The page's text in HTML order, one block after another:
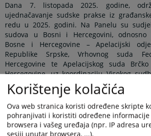
Dana 7. listopada 2025. godine,
ujednačavanje sudske prakse iz
redu u 2025. godini. Na Panelu su
sudova u Bosni i Hercegovini, odnosno
Bosne i Hercegovine – Apelacijski
Republike Srpske, Vrhovnog suda
Hercegovine te Apelacijskog suda
Hercegovine, uz koordinaciju Visokog
vijeća Bosne i Hercegovine. Učesnicima
Kaurinović, predsjednik Apelacijskog suda
kao suda domaćina ovog sastanka, te
kao mehanizma za ujednačavanje
države, a radi osiguranja pravne
zakonom građana Bosne i Hercegovine.
Korištenje kolačića
Ova web stranica koristi određene skripte
pohranjivati i koristiti određene informacije
browsera i vašeg uređaja (npr. IP adresa
sesiji unutar browsera, ...).